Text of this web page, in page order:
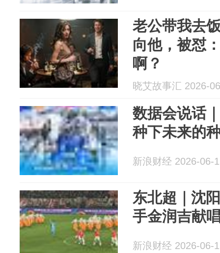
老公带我去
向他，被怼
啊？
晓艾故事汇 2026-
数据会说话
种下未来的
新浪财经 2026-06-
东北超｜沈
手金润吉献
新浪财经 2026-06-